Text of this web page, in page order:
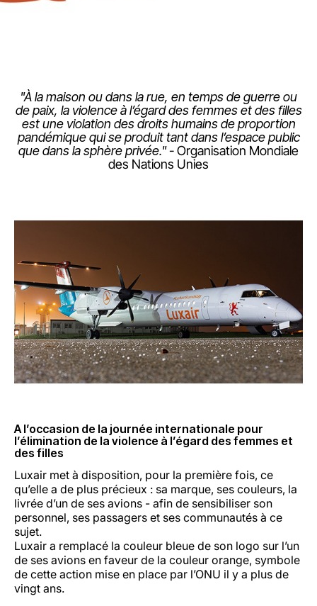
LuxairGroup
Carrières chez Luxair
"À la maison ou dans la rue, en temps de guerre ou
de paix, la violence à l’égard des femmes et des filles
est une violation des droits humains de proportion
pandémique qui se produit tant dans l’espace public
que dans la sphère privée."- Organisation Mondiale
des Nations Unies
A l’occasion de la journée internationale pour
l’élimination de la violence à l’égard des femmes et
des filles
Luxair met à disposition, pour la première fois, ce
qu’elle a de plus précieux : sa marque, ses couleurs, la
livrée d’un de ses avions - afin de sensibiliser son
personnel, ses passagers et ses communautés à ce
sujet.
Luxair a remplacé la couleur bleue de son logo sur l’un
de ses avions en faveur de la couleur orange, symbole
de cette action mise en place par l’ONU il y a plus de
vingt ans.